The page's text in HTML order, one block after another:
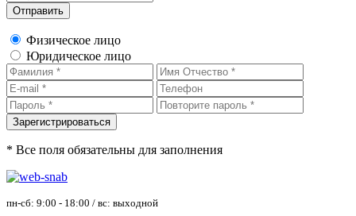
Физическое лицо
Юридическое лицо
* Все поля обязательны для заполнения
пн-сб: 9:00 - 18:00 / вс: выходной